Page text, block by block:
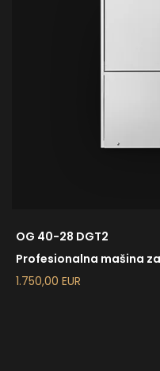
OG 40-28 DGT2
Profesionalna mašina
1.750,00 EUR